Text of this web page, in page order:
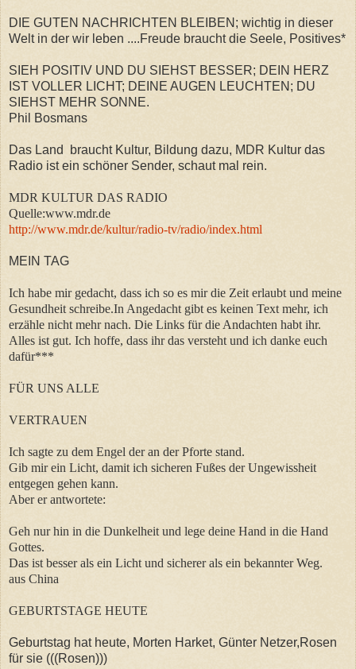
DIE GUTEN NACHRICHTEN BLEIBEN; wichtig in dieser
Welt in der wir leben ....Freude braucht die Seele, Positives*
SIEH POSITIV UND DU SIEHST BESSER; DEIN HERZ
IST VOLLER LICHT; DEINE AUGEN LEUCHTEN; DU
SIEHST MEHR SONNE.
Phil Bosmans
Das Land braucht Kultur, Bildung dazu, MDR Kultur das
Radio ist ein schöner Sender, schaut mal rein.
MDR KULTUR DAS RADIO
Quelle:www.mdr.de
http://www.mdr.de/kultur/radio-tv/radio/index.html
MEIN TAG
Ich habe mir gedacht, dass ich so es mir die Zeit erlaubt und meine
Gesundheit schreibe.In Angedacht gibt es keinen Text mehr, ich
erzähle nicht mehr nach. Die Links für die Andachten habt ihr.
Alles ist gut. Ich hoffe, dass ihr das versteht und ich danke euch
dafür***
FÜR UNS ALLE
VERTRAUEN
Ich sagte zu dem Engel der an der Pforte stand.
Gib mir ein Licht, damit ich sicheren Fußes der Ungewissheit
entgegen gehen kann.
Aber er antwortete:
Geh nur hin in die Dunkelheit und lege deine Hand in die Hand
Gottes.
Das ist besser als ein Licht und sicherer als ein bekannter Weg.
aus China
GEBURTSTAGE HEUTE
Geburtstag hat heute, Morten Harket, Günter Netzer,Rosen
für sie (((Rosen)))